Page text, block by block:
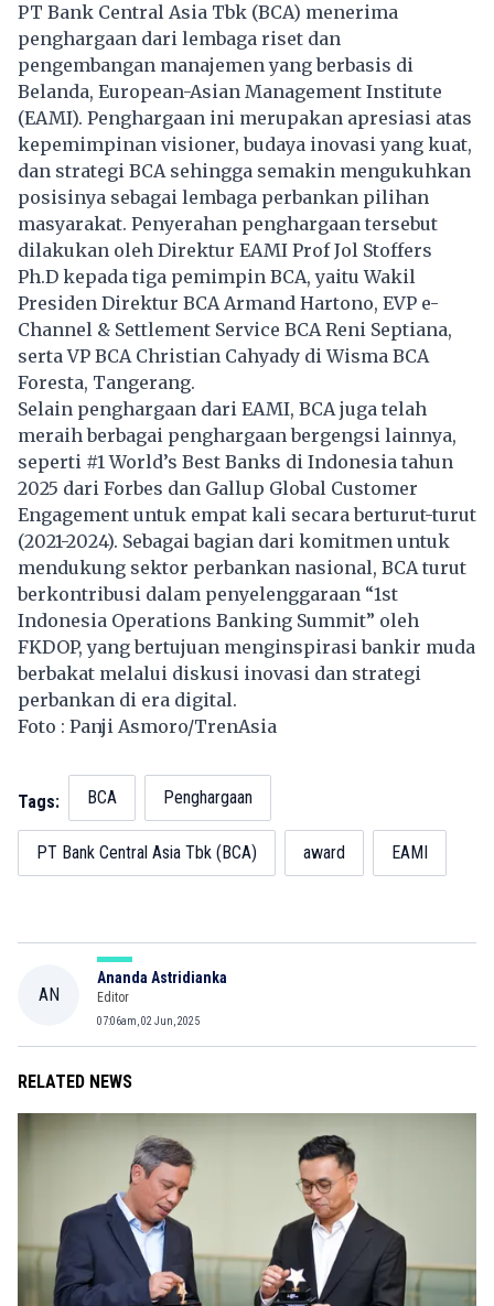
PT Bank Central Asia Tbk (BCA) menerima
penghargaan dari lembaga riset dan
pengembangan manajemen yang berbasis di
Belanda, European-Asian Management Institute
(EAMI). Penghargaan ini merupakan apresiasi atas
kepemimpinan visioner, budaya inovasi yang kuat,
dan strategi BCA sehingga semakin mengukuhkan
posisinya sebagai lembaga perbankan pilihan
masyarakat. Penyerahan penghargaan tersebut
dilakukan oleh Direktur EAMI Prof Jol Stoffers
Ph.D kepada tiga pemimpin BCA, yaitu Wakil
Presiden Direktur BCA Armand Hartono, EVP e-
Channel & Settlement Service BCA Reni Septiana,
serta VP BCA Christian Cahyady di Wisma BCA
Foresta, Tangerang.
Selain penghargaan dari EAMI, BCA juga telah
meraih berbagai penghargaan bergengsi lainnya,
seperti #1 World’s Best Banks di Indonesia tahun
2025 dari Forbes dan Gallup Global Customer
Engagement untuk empat kali secara berturut-turut
(2021-2024). Sebagai bagian dari komitmen untuk
mendukung sektor perbankan nasional, BCA turut
berkontribusi dalam penyelenggaraan “1st
Indonesia Operations Banking Summit” oleh
FKDOP, yang bertujuan menginspirasi bankir muda
berbakat melalui diskusi inovasi dan strategi
perbankan di era digital.
Foto : Panji Asmoro/TrenAsia
Tags: BCA Penghargaan
PT Bank Central Asia Tbk (BCA) award EAMI
AN
Ananda Astridianka
Editor
07:06am, 02 Jun, 2025
RELATED NEWS